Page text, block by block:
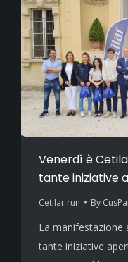
Venerdì è
tante iniziative
Cetilar run By
La manifestazione
tante iniziative